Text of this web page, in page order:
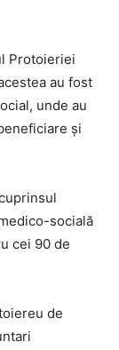
Protoieriei
au fost
unde au
şi
socială
cei 90 de
de